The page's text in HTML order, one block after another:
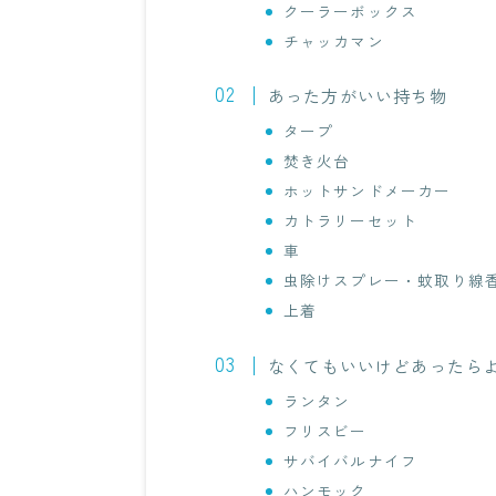
クーラーボックス
チャッカマン
あった方がいい持ち物
タープ
焚き火台
ホットサンドメーカー
カトラリーセット
車
虫除けスプレー・蚊取り線
上着
なくてもいいけどあったら
ランタン
フリスビー
サバイバルナイフ
ハンモック